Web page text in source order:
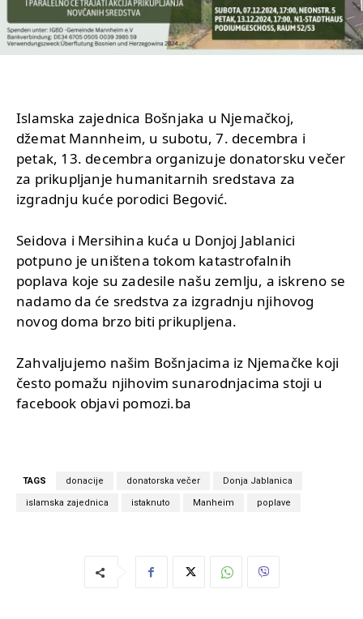
Islamska zajednica Bošnjaka u Njemačkoj,
džemat Mannheim, u subotu, 7. decembra i
petak, 13. decembra organizuje donatorsku večer
za prikupljanje humanitarnih sredstava za
izgradnju kuće porodici Begović.
Seidova i Mersihina kuća u Donjoj Jablanici
potpuno je uništena tokom katastrofalnih
poplava koje su zadesile našu zemlju, a iskreno se
nadamo da će sredstva za izgradnju njihovog
novog doma brzo biti prikupljena.
Zahvaljujemo našim Bošnjacima iz Njemačke koji
često pomažu njihovim sunarodnjacima stoji u
facebook objavi pomozi.ba
TAGS donacije donatorska večer Donja Jablanica
islamska zajednica istaknuto Manheim poplave